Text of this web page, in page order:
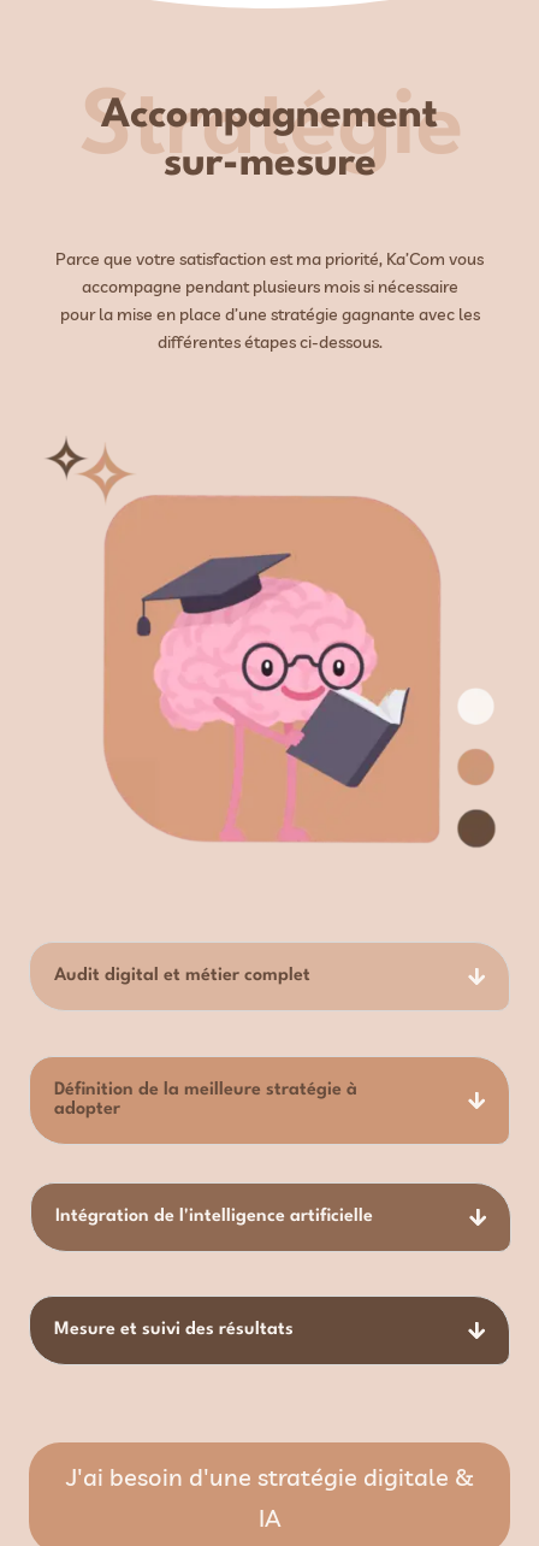
Accompagnement
sur-mesure
Stratégie
Parce que votre satisfaction est ma priorité, Ka’Com vous
accompagne pendant plusieurs mois si nécessaire
pour la mise en place d’une stratégie gagnante avec les
différentes étapes ci-dessous.
Audit digital et métier complet
Définition de la meilleure stratégie à
adopter
Intégration de l'intelligence artificielle
Mesure et suivi des résultats
J'ai besoin d'une stratégie digitale &
IA